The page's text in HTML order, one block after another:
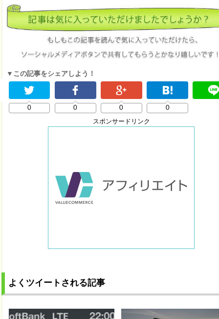
▼この記事をシェアしよう！
0 0 0 0
スポンサードリンク
よくツイートされる記事